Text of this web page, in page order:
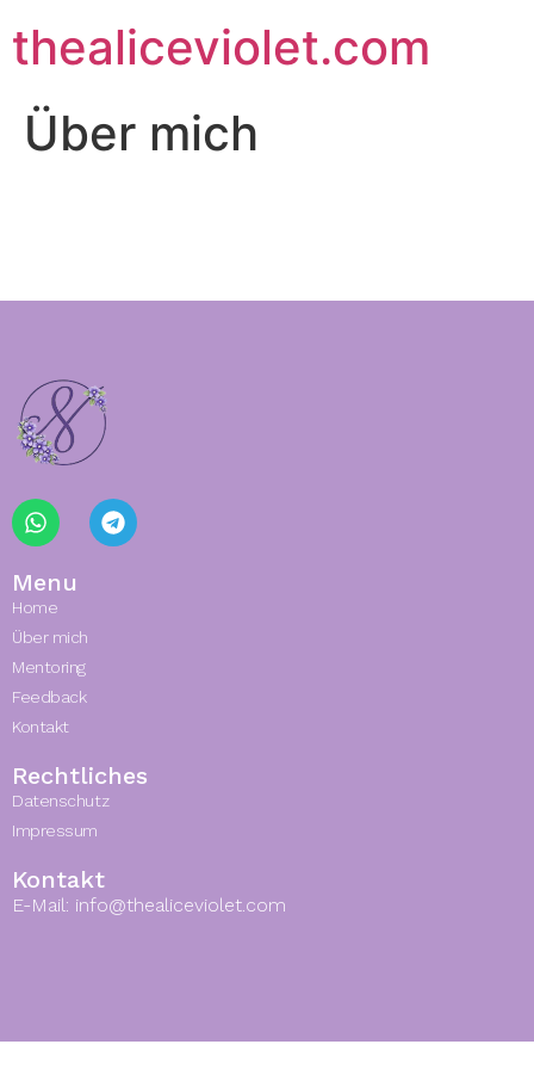
thealiceviolet.com
Über mich
Menu
Home
Über mich
Mentoring
Feedback
Kontakt
Rechtliches
Datenschutz
Impressum
Kontakt
E-Mail: info@thealiceviolet.com